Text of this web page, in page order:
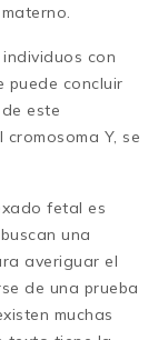
con
puede concluir
este
Y, se
fetal es
una
averiguar el
de una prueba
muchas